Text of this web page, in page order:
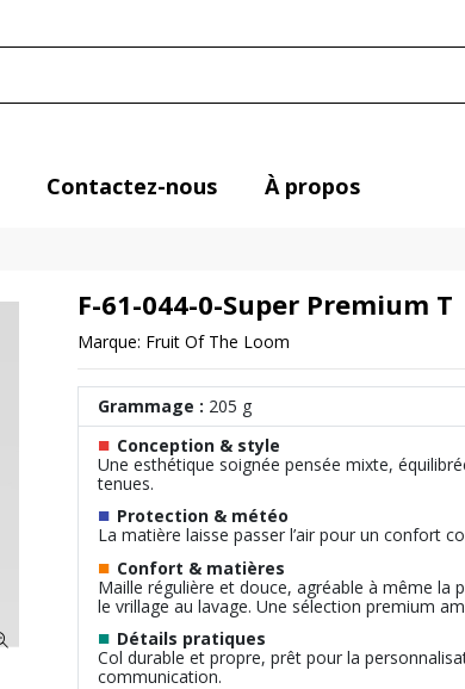
Contactez-nous À propos
F-61-044-0-Super Premium T
Marque: Fruit Of The Loom
Grammage : 205 g
■ Conception & style
Une esthétique soignée pensée mixte,
tenues.
■ Protection & météo
La matière laisse passer l’air pour un confort
■ Confort & matières
Maille régulière et douce, agréable à même la
le vrillage au lavage. Une sélection premium
■ Détails pratiques
Col durable et propre, prêt pour la
communication.